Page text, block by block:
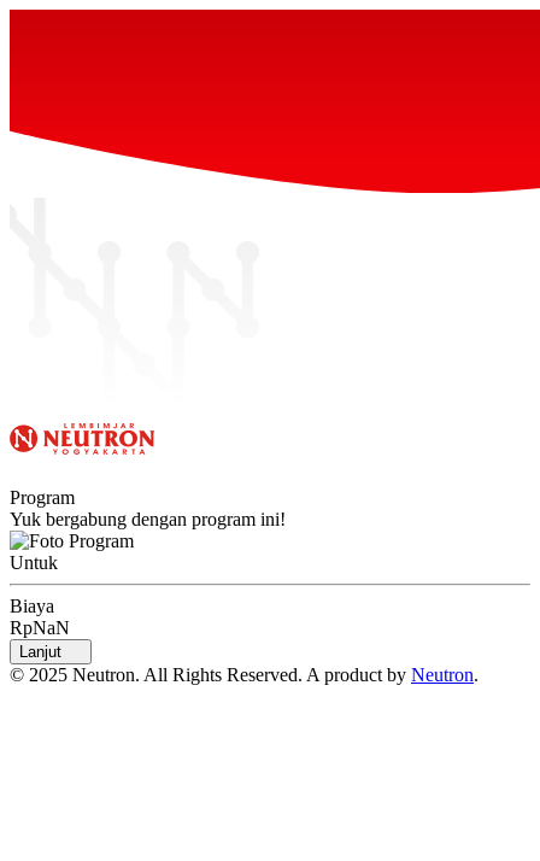
Program
Yuk bergabung dengan program ini!
Untuk
Biaya
RpNaN
Lanjut
© 2025 Neutron. All Rights Reserved. A product by Neutron.